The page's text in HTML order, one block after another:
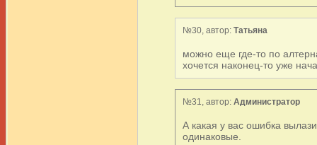
№30, автор: Татьяна
можно еще где-то по
хочется наконец-то уже
№31, автор: Администратор
А какая у вас ошибка
одинаковые.